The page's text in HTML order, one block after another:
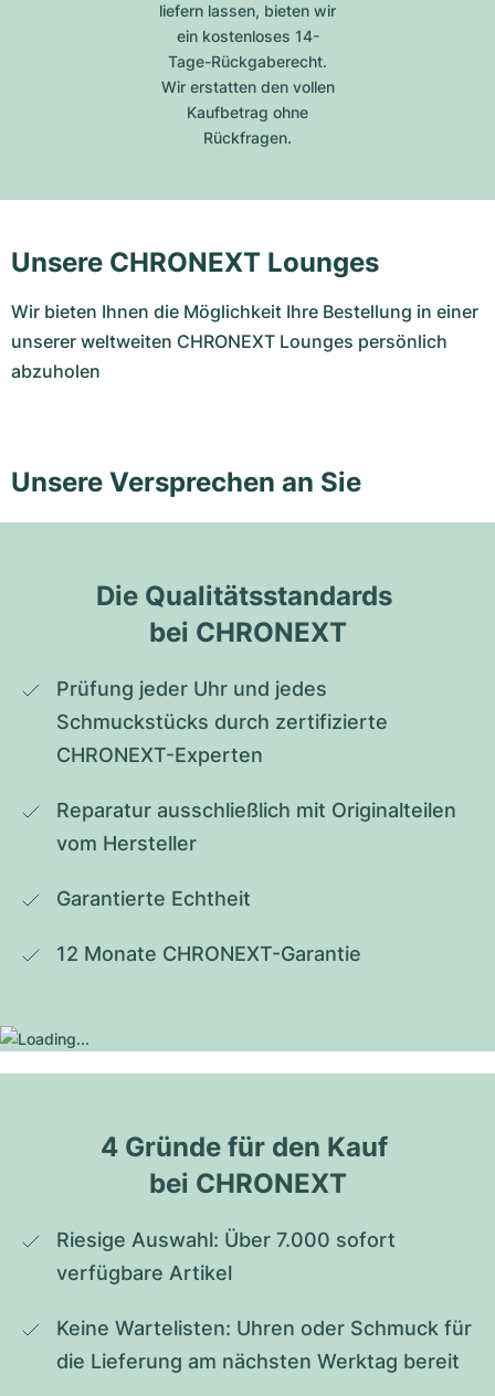
liefern lassen, bieten wir
ein kostenloses 14-
Tage-Rückgaberecht.
Wir erstatten den vollen
Kaufbetrag ohne
Rückfragen.
Unsere CHRONEXT Lounges
Wir bieten Ihnen die Möglichkeit Ihre Bestellung in einer
unserer weltweiten CHRONEXT Lounges persönlich
abzuholen
Unsere Versprechen an Sie
Die Qualitätsstandards
bei CHRONEXT
Prüfung jeder Uhr und jedes
Schmuckstücks durch zertifizierte
CHRONEXT-Experten
Reparatur ausschließlich mit Originalteilen
vom Hersteller
Garantierte Echtheit
12 Monate CHRONEXT-Garantie
4 Gründe für den Kauf
bei CHRONEXT
Riesige Auswahl: Über 7.000 sofort
verfügbare Artikel
Keine Wartelisten: Uhren oder Schmuck für
die Lieferung am nächsten Werktag bereit